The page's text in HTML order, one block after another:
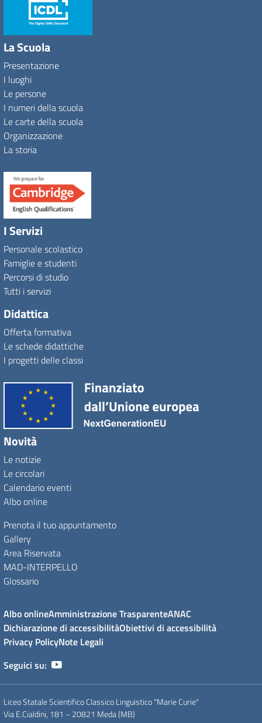
La Scuola
Presentazione
I luoghi
Le persone
I numeri della scuola
Le carte della scuola
Organizzazione
La storia
I Servizi
Personale scolastico
Famiglie e studenti
Percorsi di studio
Tutti i servizi
Didattica
Offerta formativa
Le schede didattiche
I progetti delle classi
Novità
Le notizie
Le circolari
Calendario eventi
Albo online
Prenota il tuo appuntamento
Gallery
Area Riservata
MAD-INTERPELLO
Glossario
Albo onlineAmministrazione TrasparenteANAC
Dichiarazione di accessibilitàObiettivi di accessibilità
Privacy PolicyNote Legali
Seguici su:
Liceo Statale Scientifico Classico Linguistico "Marie Curie"
Via E.Cialdini, 181 ~ 20821 Meda (MB)